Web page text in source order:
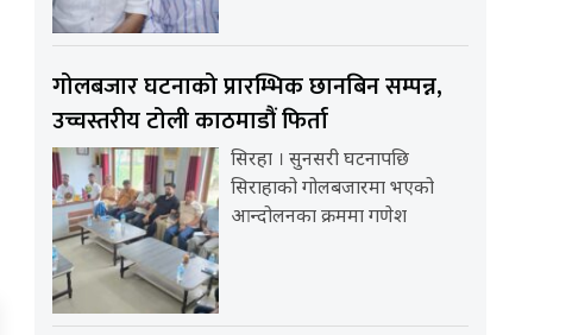
गोलबजार घटनाको प्रारम्भिक छानबिन सम्पन्न,
उच्चस्तरीय टोली काठमाडौं फिर्ता
सिरहा । सुनसरी घटनापछि
सिराहाको गोलबजारमा भएको
आन्दोलनका क्रममा गणेश